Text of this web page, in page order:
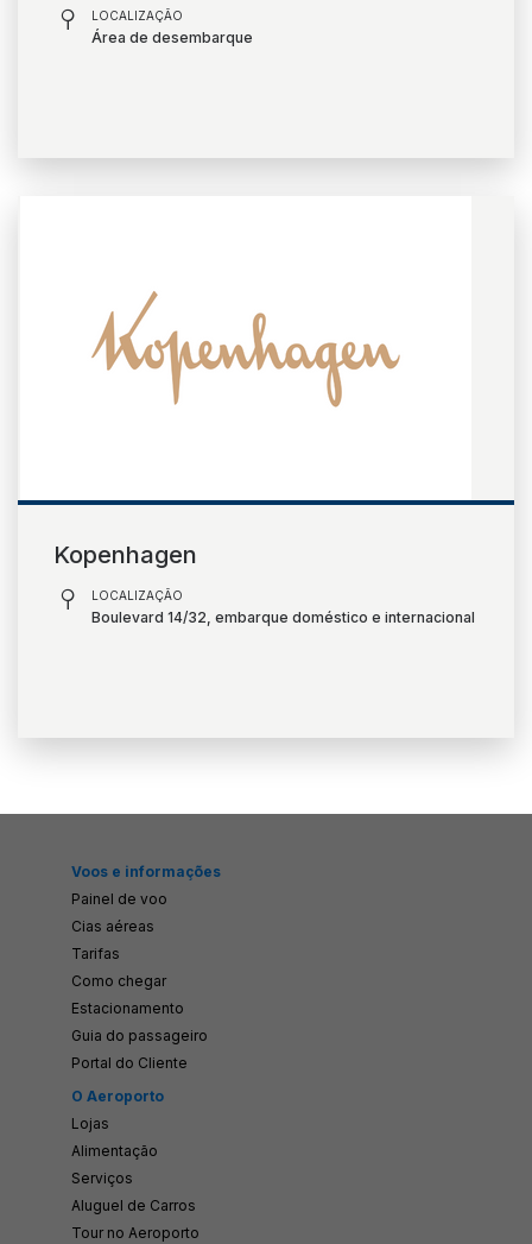
LOCALIZAÇÃO
Área de desembarque
Kopenhagen
LOCALIZAÇÃO
Boulevard 14/32, embarque doméstico e internacional
Voos e informações
Painel de voo
Cias aéreas
Tarifas
Como chegar
Estacionamento
Guia do passageiro
Portal do Cliente
O Aeroporto
Lojas
Alimentação
Serviços
Aluguel de Carros
Tour no Aeroporto